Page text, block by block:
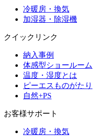
冷暖房・換気
加湿器・除湿機
クイックリンク
納入事例
体感型ショールーム
温度・湿度とは
ピーエスものがたり
自然+PS
お客様サポート
冷暖房・換気